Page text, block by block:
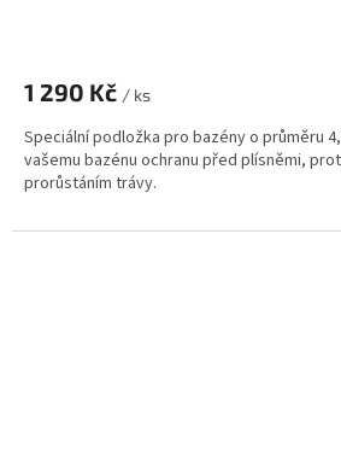
1 290 Kč / ks
Speciální podložka pro bazény o průměru
vašemu bazénu ochranu před plísněmi,
prorůstáním trávy.